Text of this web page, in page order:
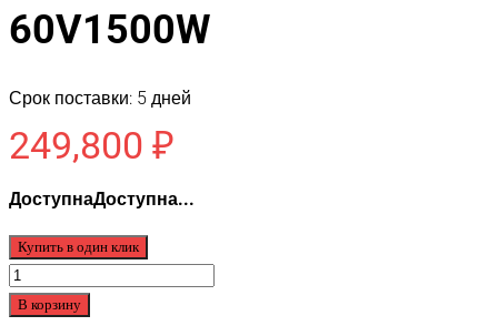
60V1500W
Срок поставки: 5 дней
249,800 ₽
ДоступнаДоступна...
Купить в один клик
Количество
товара
В корзину